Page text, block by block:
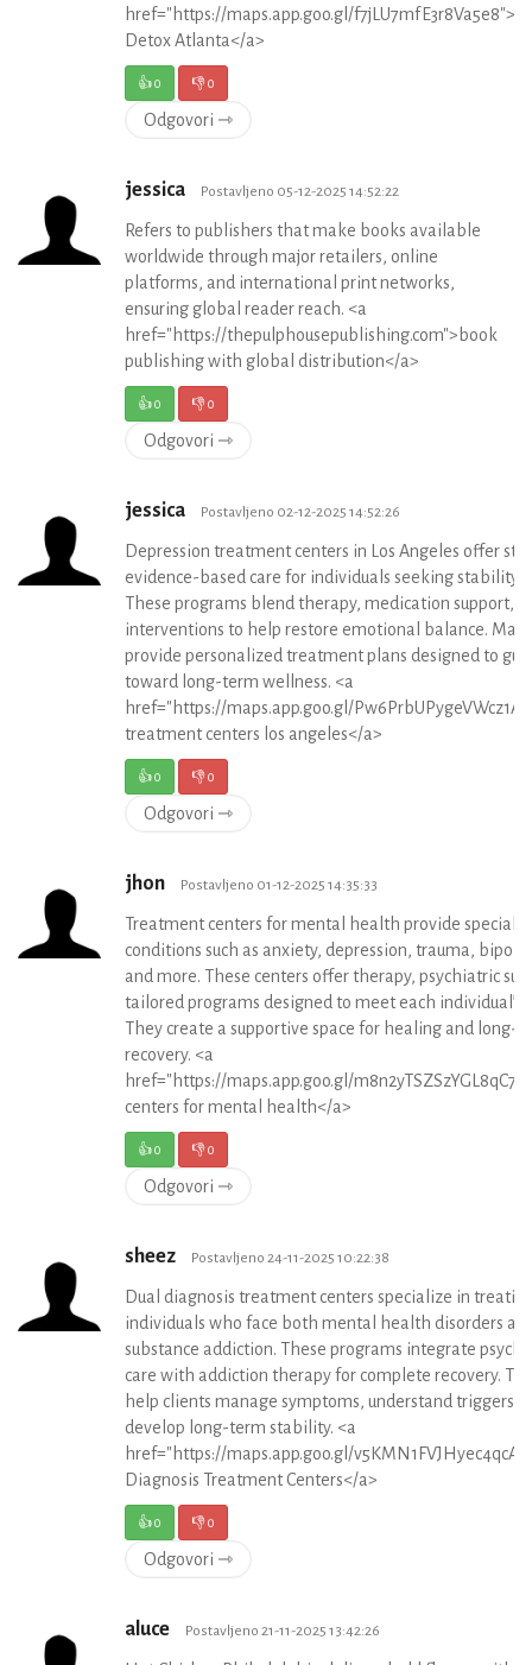
href="https://maps.app.goo.gl/
Detox Atlanta</a>
👍0 👎0
Odgovori ⇾
jessica Postavljeno 05-12-2025 14:52:22
Refers to publishers that make books available
worldwide through major retailers, online
platforms, and international print networks,
ensuring global reader reach. <a
href="https://thepulphousepublishing.com">book
publishing with global distribution</a>
👍0 👎0
Odgovori ⇾
jessica Postavljeno 02-12-2025 14:52:26
Depression treatment centers in Los Angeles offer
evidence-based care for individuals seeking stability
These programs blend therapy, medication support,
interventions to help restore emotional balance.
provide personalized treatment plans designed to
toward long-term wellness. <a
href="https://maps.app.goo.gl/
treatment centers los angeles</a>
👍0 👎0
Odgovori ⇾
jhon Postavljeno 01-12-2025 14:35:33
Treatment centers for mental health provide
conditions such as anxiety, depression, trauma,
and more. These centers offer therapy, psychiatric
tailored programs designed to meet each individual’s
They create a supportive space for healing and long-
recovery. <a
href="https://maps.app.goo.gl/
centers for mental health</a>
👍0 👎0
Odgovori ⇾
sheez Postavljeno 24-11-2025 10:22:38
Dual diagnosis treatment centers specialize in
individuals who face both mental health disorders
substance addiction. These programs integrate
care with addiction therapy for complete recovery.
help clients manage symptoms, understand triggers,
develop long-term stability. <a
href="https://maps.app.goo.gl/
Diagnosis Treatment Centers</a>
👍0 👎0
Odgovori ⇾
aluce Postavljeno 21-11-2025 13:42:26